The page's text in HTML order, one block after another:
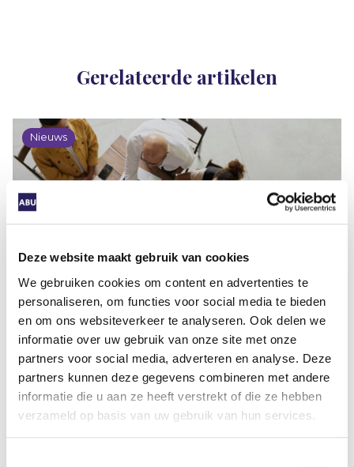
Deze website maakt gebruik van cookies
We gebruiken cookies om content en advertenties te
personaliseren, om functies voor social media te bieden
en om ons websiteverkeer te analyseren. Ook delen we
informatie over uw gebruik van onze site met onze
partners voor social media, adverteren en analyse. Deze
partners kunnen deze gegevens combineren met andere
informatie die u aan ze heeft verstrekt of die ze hebben
verzameld op basis van uw gebruik van hun services.
Gerelateerde artikelen
Nieuws
SNA-keurmerk verlengd
De overgangstermijn zzp-modules is nu verlengd
tot 1 oktober 2026.